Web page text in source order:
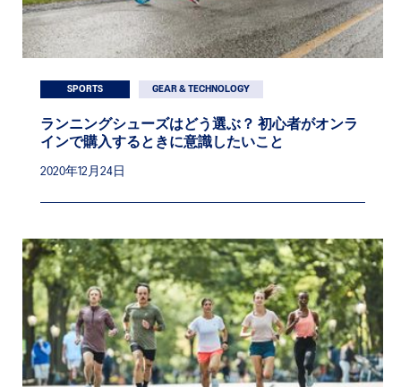
SPORTS GEAR & TECHNOLOGY
ランニングシューズはどう選ぶ？ 初心者がオンラ
インで購入するときに意識したいこと
2020年12月24日